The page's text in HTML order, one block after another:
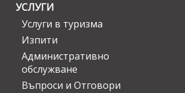
УСЛУГИ
Услуги в туризма
Изпити
Административно
обслужване
Въпроси и Отговори